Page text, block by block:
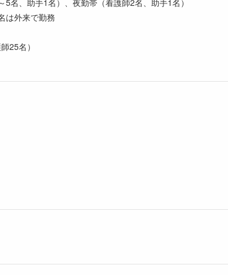
は外来で勤務
25名）